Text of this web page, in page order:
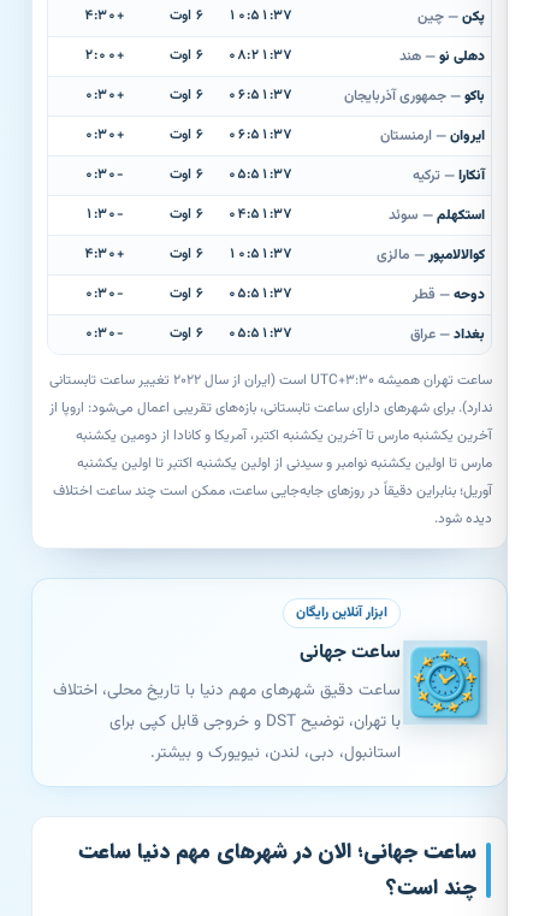
— چین ۱۰:۵۱:۳۸ ۶ اوت
دهلی نو— هند ۰۸:۲۱:۳۸ ۶ اوت
— جمهوری آذربایجان ۰۶:۵۱:۳۸ ۶ اوت
ایروان— ارمنستان ۰۶:۵۱:۳۸ ۶ اوت
— ترکیه ۰۵:۵۱:۳۸ ۶ اوت
استکهلم— سوئد ۰۴:۵۱:۳۸ ۶ اوت
کوالالامپور— مالزی ۱۰:۵۱:۳۸ ۶ اوت
— قطر ۰۵:۵۱:۳۸ ۶ اوت
— عراق ۰۵:۵۱:۳۸ ۶ اوت
ساعت تهران همیشه UTC+۳:۳۰ است (ایران از سال ۲۰۲۲ تغییر ساعت تابستانی
ندارد). برای شهرهای دارای ساعت تابستانی، بازه‌های تقریبی اعمال می‌شود: اروپا از
آخرین یکشنبه مارس تا آخرین یکشنبه اکتبر، آمریکا و کانادا از دومین یکشنبه
مارس تا اولین یکشنبه نوامبر و سیدنی از اولین یکشنبه اکتبر تا اولین یکشنبه
آوریل؛ بنابراین دقیقاً در روزهای جابه‌جایی ساعت، ممکن است چند ساعت اختلاف
دیده شود.
ابزار آنلاین رایگان
ساعت جهانی
ساعت دقیق شهرهای مهم دنیا با تاریخ محلی، اختلاف
با تهران، توضیح DST و خروجی قابل کپی برای
استانبول، دبی، لندن، نیویورک و بیشتر.
ساعت جهانی؛ الان در شهرهای مهم دنیا ساعت
چند است؟